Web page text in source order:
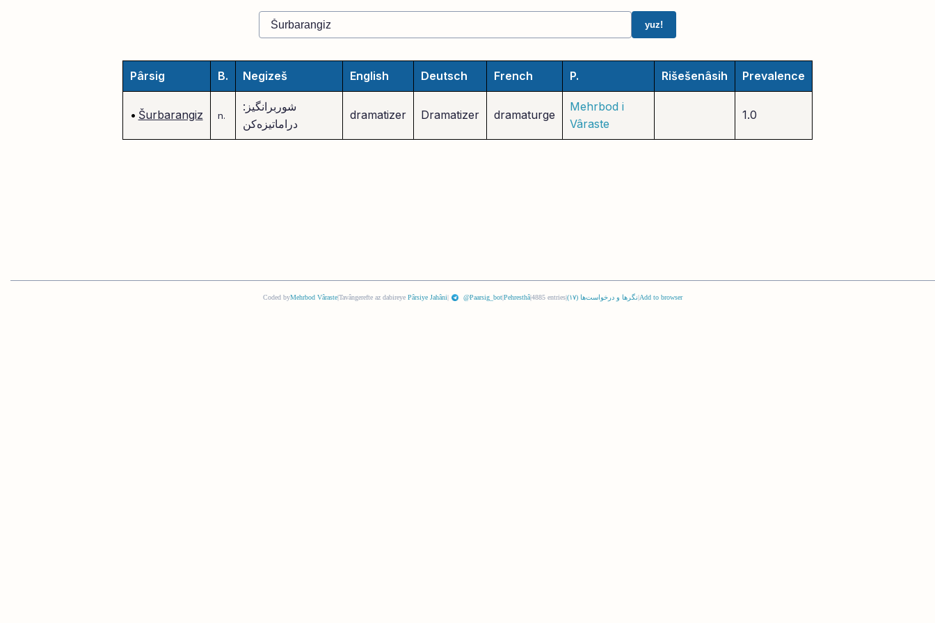
yuz!
Pârsig B. Negizeš English Deutsch French P. Rišešenâsih Prevalence
• Šurbarangiz n.
شوربرانگیز:
دراماتیزه‌کن
dramatizer Dramatizer dramaturge
Mehrbod i
Vâraste
1.0
Coded byMehrbod Vâraste|Tavângerefte az dabireye Pârsiye Jahâni| @Paarsig_bot|Pehresthâ|4885 entries| نگرها و درخواست‌ها (١٧) |Add to browser